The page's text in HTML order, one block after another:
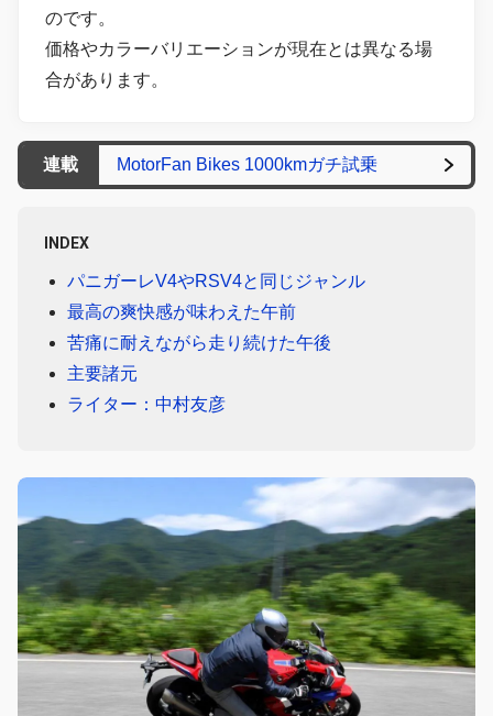
のです。
価格やカラーバリエーションが現在とは異なる場
合があります。
連載 MotorFan Bikes 1000kmガチ試乗
INDEX
パニガーレV4やRSV4と同じジャンル
最高の爽快感が味わえた午前
苦痛に耐えながら走り続けた午後
主要諸元
ライター：中村友彦